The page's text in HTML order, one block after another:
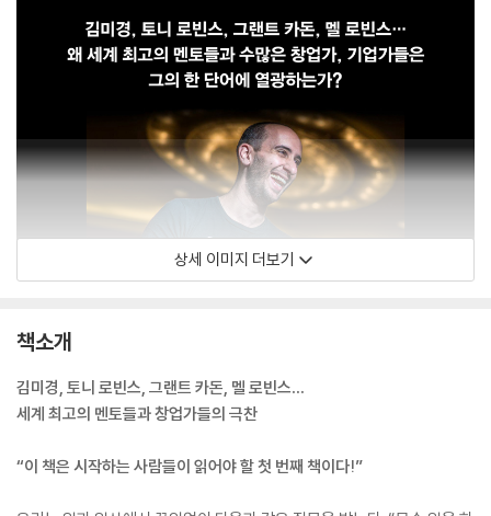
상세 이미지 더보기
책소개
김미경, 토니 로빈스, 그랜트 카돈, 멜 로빈스…
세계 최고의 멘토들과 창업가들의 극찬
“이 책은 시작하는 사람들이 읽어야 할 첫 번째 책이다!”